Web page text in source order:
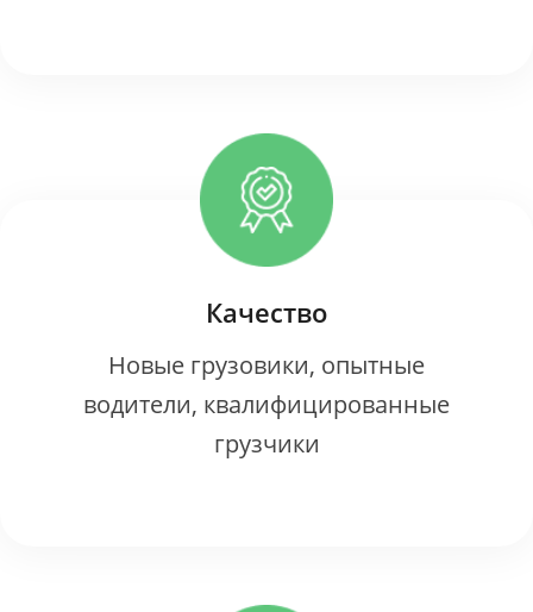
Качество
Новые грузовики, опытные
водители, квалифицированные
грузчики